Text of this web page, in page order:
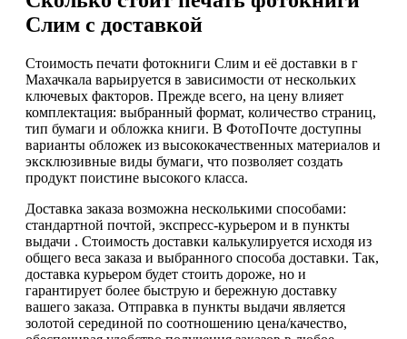
Слим с доставкой
Стоимость печати фотокниги Слим и её доставки в г
Махачкала варьируется в зависимости от нескольких
ключевых факторов. Прежде всего, на цену влияет
комплектация: выбранный формат, количество страниц,
тип бумаги и обложка книги. В ФотоПочте доступны
варианты обложек из высококачественных материалов и
эксклюзивные виды бумаги, что позволяет создать
продукт поистине высокого класса.
Доставка заказа возможна несколькими способами:
стандартной почтой, экспресс-курьером и в пункты
выдачи . Стоимость доставки калькулируется исходя из
общего веса заказа и выбранного способа доставки. Так,
доставка курьером будет стоить дороже, но и
гарантирует более быструю и бережную доставку
вашего заказа. Отправка в пункты выдачи является
золотой серединой по соотношению цена/качество,